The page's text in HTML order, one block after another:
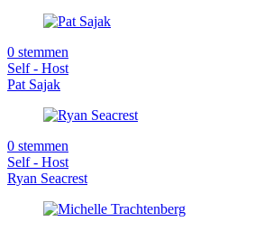
0 stemmen
Self - Host
Pat Sajak
0 stemmen
Self - Host
Ryan Seacrest